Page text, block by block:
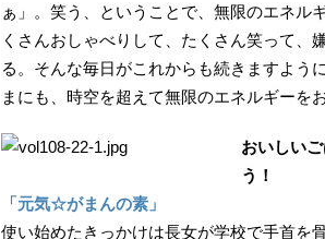
ぁ」。笑う、ということで、無限のエネル
くさんおしゃべりして、たくさん笑って、
る。そんな毎日がこれからも続きますよう
まにも、時空を超えて無限のエネルギーを
おいしい
う！
「元気☆がまんの素」
使い始めたきっかけは長女が学校で手首を